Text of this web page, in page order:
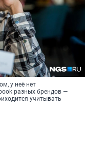
у неё нет
разных брендов —
учитывать